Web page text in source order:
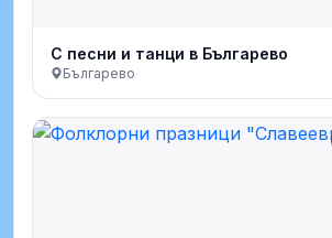
С песни и танци в Българево
Българево